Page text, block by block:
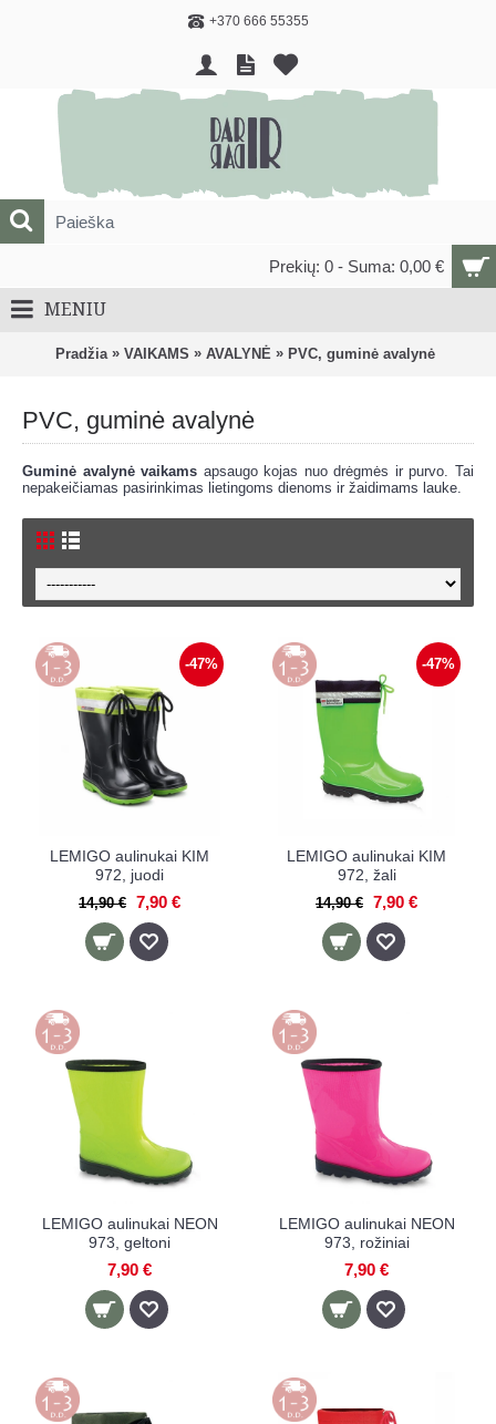
+370 666 55355
Prekių: 0 - Suma: 0,00 €
MENIU
Pradžia » VAIKAMS » AVALYNĖ » PVC, guminė avalynė
PVC, guminė avalynė
Guminė avalynė vaikams apsaugo kojas nuo drėgmės ir purvo. Tai
nepakeičiamas pasirinkimas lietingoms dienoms ir žaidimams lauke.
-47%
LEMIGO aulinukai KIM
972, juodi
14,90 € 7,90 €
-47%
LEMIGO aulinukai KIM
972, žali
14,90 € 7,90 €
LEMIGO aulinukai NEON
973, geltoni
7,90 €
LEMIGO aulinukai NEON
973, rožiniai
7,90 €